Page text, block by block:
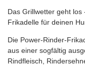
Das Grillwetter geht
Frikadelle für deinen
Die Power-Rinder-
aus einer sogfältig
Rindfleisch,